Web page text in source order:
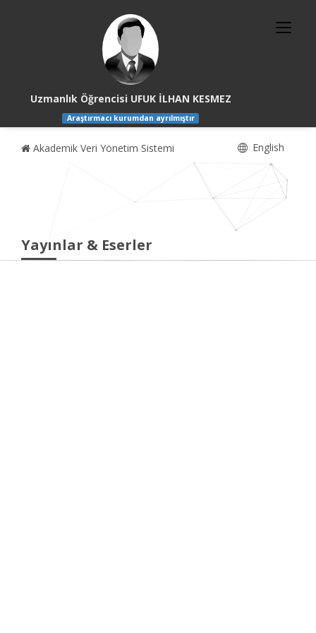
Uzmanlık Öğrencisi UFUK İLHAN KESMEZ
Araştırmacı kurumdan ayrılmıştır
Akademik Veri Yönetim Sistemi English
Yayınlar & Eserler